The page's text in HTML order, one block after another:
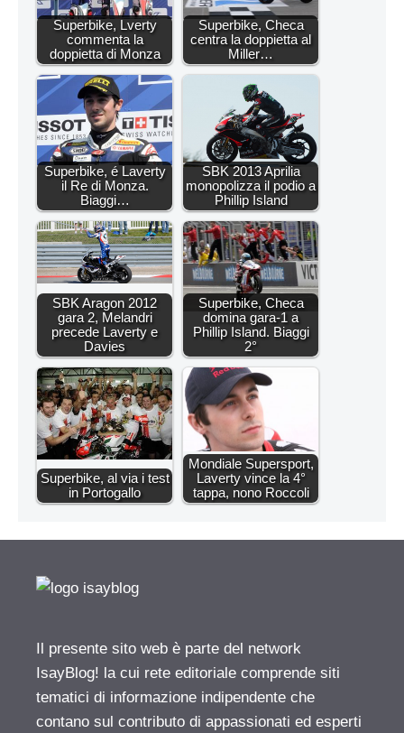
Superbike, Lverty
commenta la
doppietta di Monza
Superbike, Checa
centra la doppietta al
Miller…
Superbike, é Laverty
il Re di Monza.
Biaggi…
SBK 2013 Aprilia
monopolizza il podio a
Phillip Island
SBK Aragon 2012
gara 2, Melandri
precede Laverty e
Davies
Superbike, Checa
domina gara-1 a
Phillip Island. Biaggi
2°
Superbike, al via i test
in Portogallo
Mondiale Supersport,
Laverty vince la 4°
tappa, nono Roccoli
Il presente sito web è parte del network
IsayBlog! la cui rete editoriale comprende siti
tematici di informazione indipendente che
contano sul contributo di appassionati ed esperti